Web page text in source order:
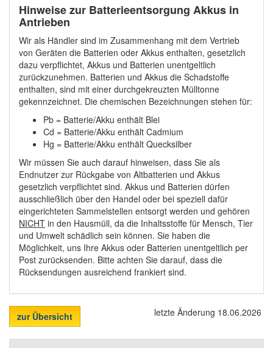
Hinweise zur Batterieentsorgung Akkus in
Antrieben
Wir als Händler sind im Zusammenhang mit dem Vertrieb
von Geräten die Batterien oder Akkus enthalten, gesetzlich
dazu verpflichtet, Akkus und Batterien unentgeltlich
zurückzunehmen. Batterien und Akkus die Schadstoffe
enthalten, sind mit einer durchgekreuzten Mülltonne
gekennzeichnet. Die chemischen Bezeichnungen stehen für:
Pb = Batterie/Akku enthält Blei
Cd = Batterie/Akku enthält Cadmium
Hg = Batterie/Akku enthält Quecksilber
Wir müssen Sie auch darauf hinweisen, dass Sie als
Endnutzer zur Rückgabe von Altbatterien und Akkus
gesetzlich verpflichtet sind. Akkus und Batterien dürfen
ausschließlich über den Handel oder bei speziell dafür
eingerichteten Sammelstellen entsorgt werden und gehören
NICHT in den Hausmüll, da die Inhaltsstoffe für Mensch, Tier
und Umwelt schädlich sein können. Sie haben die
Möglichkeit, uns Ihre Akkus oder Batterien unentgeltlich per
Post zurücksenden. Bitte achten Sie darauf, dass die
Rücksendungen ausreichend frankiert sind.
zur Übersicht letzte Änderung 18.06.2026